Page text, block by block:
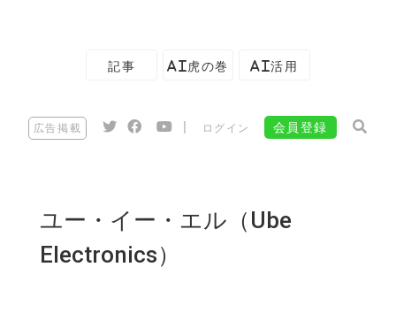
記事 AI虎の巻 AI活用
広告掲載 ログイン 会員登録
ユー・イー・エル（Ube
Electronics）